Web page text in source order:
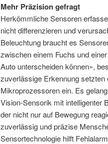
Mehr Präzision gefragt
Herkömmliche Sensoren
nicht differenzieren und
Beleuchtung braucht es
zwischen einem Fuchs und
Auto unterscheiden können»,
zuverlässige Erkennung
Mikroprozessoren ein. Es
Vision-Sensorik mit intelligenter
der nicht nur auf Bewegung
zuverlässig und präzise
Sensortechnologie hilft